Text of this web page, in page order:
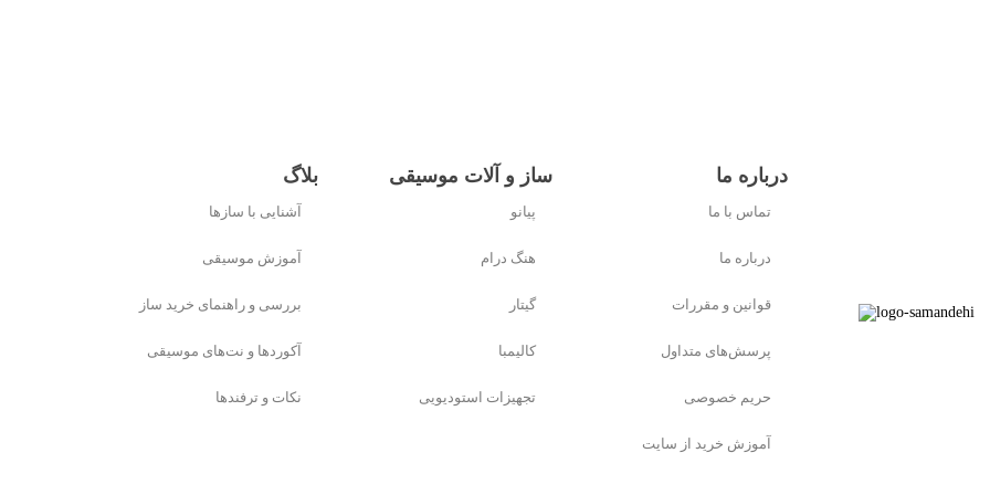
تماس با ما
درباره ما
قوانین و مقررات
پرسش‌های متداول
حریم خصوصی
آموزش خرید از سایت
درباره ما بلاگ
آشنایی با سازها
آموزش موسیقی
بررسی و راهنمای خرید ساز
آکوردها و نت‌های موسیقی
نکات و ترفندها
ساز و آلات موسیقی
پیانو
هنگ درام
گیتار
کالیمبا
تجهیزات استودیویی